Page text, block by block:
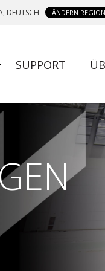
DEUTSCH ÄNDERN
SUPPORT